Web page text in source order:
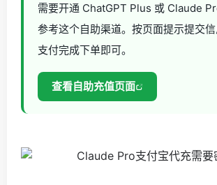
需要开通 ChatGPT Plus 或 Claude
参考这个自助渠道。按页面提示提交
支付完成下单即可。
查看自助充值页面